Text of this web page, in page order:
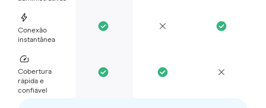
Conexão
instantânea
Cobertura
rápida e
confiável